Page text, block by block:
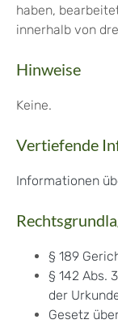
haben,
innerhalb von
Hinweise
Keine.
Vertiefende
Informationen
§ 189
§ 142 Abs.
der
Gesetz